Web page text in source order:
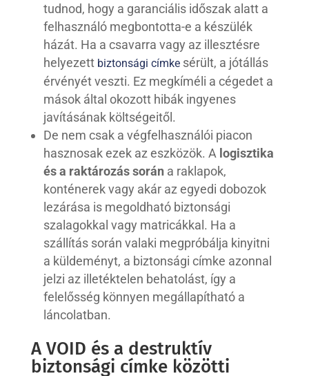
tudnod, hogy a garanciális időszak alatt a
felhasználó megbontotta-e a készülék
házát. Ha a csavarra vagy az illesztésre
helyezett biztonsági címkesérült, a jótállás
érvényét veszti. Ez megkíméli a cégedet a
mások által okozott hibák ingyenes
javításának költségeitől.
De nem csak a végfelhasználói piacon
hasznosak ezek az eszközök. A logisztika
és a raktározás sorána raklapok,
konténerek vagy akár az egyedi dobozok
lezárása is megoldható biztonsági
szalagokkal vagy matricákkal. Ha a
szállítás során valaki megpróbálja kinyitni
a küldeményt, a biztonsági címke azonnal
jelzi az illetéktelen behatolást, így a
felelősség könnyen megállapítható a
láncolatban.
A VOID és a destruktív
biztonsági címke közötti